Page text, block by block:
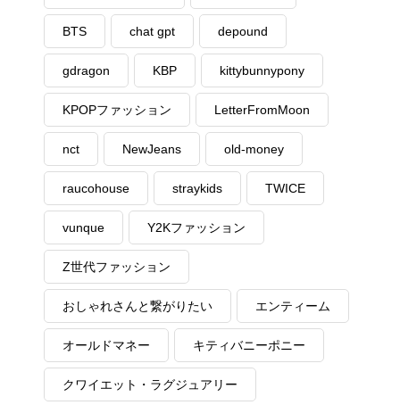
BTS chat gpt depound
gdragon KBP kittybunnypony
KPOPファッション LetterFromMoon
nct NewJeans old-money
raucohouse straykids TWICE
vunque Y2Kファッション
Z世代ファッション
おしゃれさんと繋がりたい エンティーム
オールドマネー キティバニーポニー
クワイエット・ラグジュアリー